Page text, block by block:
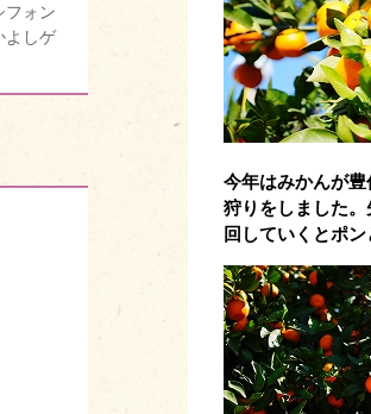
ォン
よしゲ
今年はみかんが
狩りをしました
回していくとポ